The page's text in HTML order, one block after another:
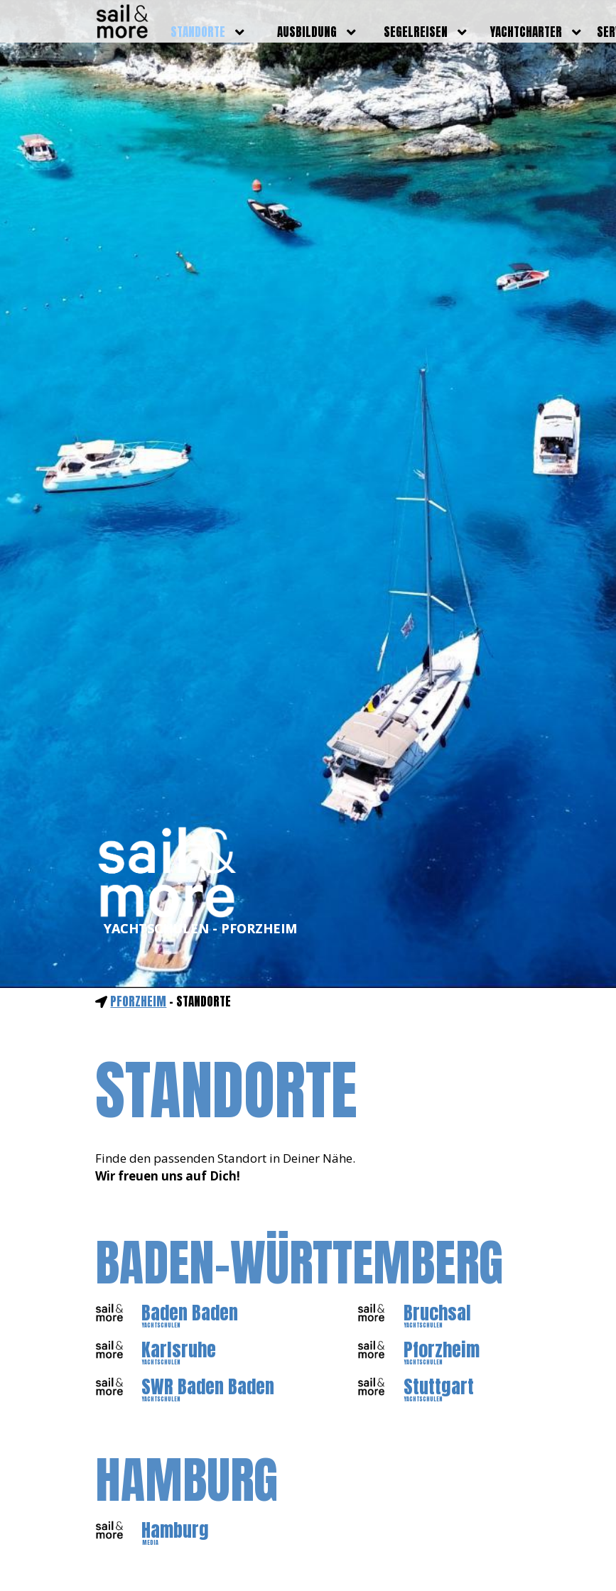
STANDORTE
DEUTSCHLAND
BADEN BADEN
BRUCHSAL
GRIESHEIM /
DARMSTADT
HAMBURG
HEIDELBERG
RHEINSTETTEN
SWR BADEN BADEN
AUSBILDUNG
BOOTSFÜHRERSCHEINE
FUNKSCHEINE
SEENOTSIGNALMITTEL
WEITERBILDUNG
AUSBILDUNGSBOOTE
PREISE
KURSTERMINE
PRÜFUNGSTERMINE
ONLINEKURS
FAQ
SEGELREISEN
AKTUELLE REISEN
BILDER REISEN
SKIPPER
FAQ
YACHTCHARTER
EIGENE YACHTEN
BELEGUNGSPLAN EIGENE
YACHTEN
WELTWEITE
YACHTCHARTER
REVIERINFOS
FAQ
YACHTSCHULEN - PFORZHEIM
PFORZHEIM - STANDORTE
STANDORTE
Finde den passenden Standort in Deiner Nähe.
Wir freuen uns auf Dich!
BADEN-WÜRTTEMBERG
Baden Baden
YACHTSCHULEN Bruchsal
YACHTSCHULEN
Karlsruhe
YACHTSCHULEN Pforzheim
YACHTSCHULEN
SWR Baden Baden
YACHTSCHULEN Stuttgart
YACHTSCHULEN
HAMBURG
Hamburg
MEDIA